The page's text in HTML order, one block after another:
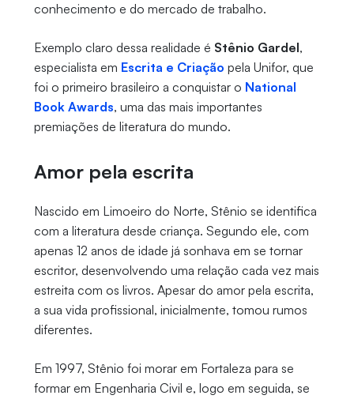
conhecimento e do mercado de trabalho.
Exemplo claro dessa realidade é Stênio Gardel,
especialista em Escrita e Criação pela Unifor, que
foi o primeiro brasileiro a conquistar o National
Book Awards, uma das mais importantes
premiações de literatura do mundo.
Amor pela escrita
Nascido em Limoeiro do Norte, Stênio se identifica
com a literatura desde criança. Segundo ele, com
apenas 12 anos de idade já sonhava em se tornar
escritor, desenvolvendo uma relação cada vez mais
estreita com os livros. Apesar do amor pela escrita,
a sua vida profissional, inicialmente, tomou rumos
diferentes.
Em 1997, Stênio foi morar em Fortaleza para se
formar em Engenharia Civil e, logo em seguida, se